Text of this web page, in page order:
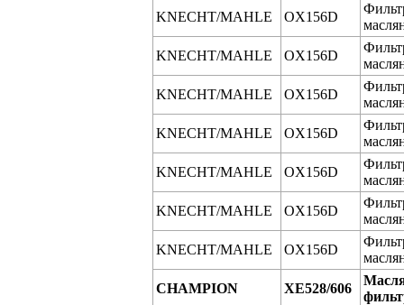
KNECHT/MAHLE
OX156D
KNECHT/MAHLE
OX156D
KNECHT/MAHLE
OX156D
KNECHT/MAHLE
OX156D
KNECHT/MAHLE
OX156D
KNECHT/MAHLE
OX156D
KNECHT/MAHLE
OX156D
CHAMPION
XE528/606